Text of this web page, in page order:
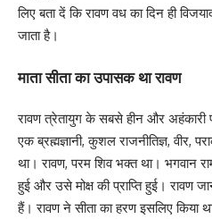
लिए बता दें कि रावण वध का दिन ही
जाता है।
माता सीता का उपासक था रावण
रावण त्रेतायुग के सबसे हीन और अहंकारी
एक ब्रह्मज्ञानी, कुशल राजनीतिज्ञ, वीर,
था। रावण, परम शिव भक्त था। भगवान
हुई और उसे मोक्ष की प्राप्ति हुई। रावण
हैं। रावण ने सीता का हरण इसलिए किया